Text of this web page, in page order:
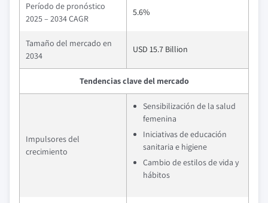
Período de pronóstico
2025 – 2034 CAGR
5.6%
Tamaño del mercado en
2034
USD 15.7 Billion
Tendencias clave del mercado
Impulsores del
crecimiento
Sensibilización de la salud
femenina
Iniciativas de educación
sanitaria e higiene
Cambio de estilos de vida y
hábitos